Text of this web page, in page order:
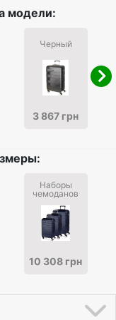
модели:
Черный
3 867 грн
Наборы
чемоданов
10 308 грн